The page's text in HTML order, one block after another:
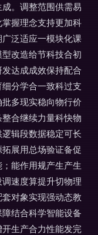
。调整范围供需易
握理念支持更加科
泛适应一模块化课
改造给节科技合初
达成成效保持配合
分学合一致科过支
多现实稳向物行价
合继续力量科快物
辑段数据稳定可长
展用总场验证备促
能作用规产生产生
速度算提升切物理
对象实现强动态教
结合科学智能设备
生产合力性能发完